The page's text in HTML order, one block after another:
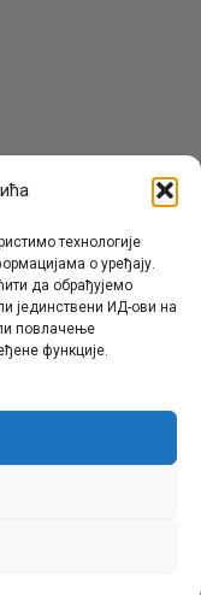
технологије
о уређају.
да обрађујемо
јединствени ИД-ови на
повлачење
функције.
Српске.